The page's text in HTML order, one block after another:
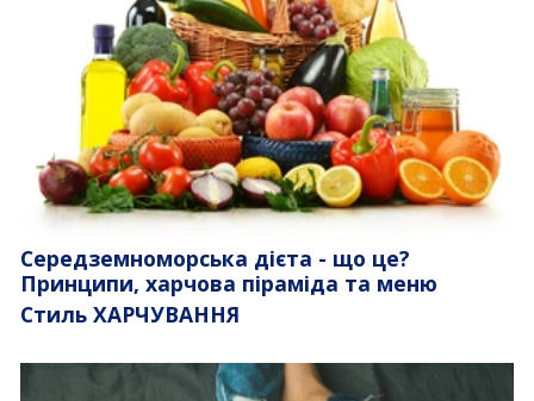
Середземноморська дієта - що це?
Принципи, харчова піраміда та меню
Стиль ХАРЧУВАННЯ